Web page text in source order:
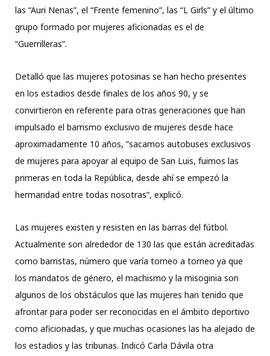
las “Auri Nenas”, el “Frente femenino”, las “L Girls” y el último
grupo formado por mujeres aficionadas es el de
“Guerrilleras”.
Detalló que las mujeres potosinas se han hecho presentes
en los estadios desde finales de los años 90, y se
convirtieron en referente para otras generaciones que han
impulsado el barrismo exclusivo de mujeres desde hace
aproximadamente 10 años, ”sacamos autobuses exclusivos
de mujeres para apoyar al equipo de San Luis, fuimos las
primeras en toda la República, desde ahí se empezó la
hermandad entre todas nosotras”, explicó.
Las mujeres existen y resisten en las barras del fútbol.
Actualmente son alrededor de 130 las que están acreditadas
como barristas, número que varía torneo a torneo ya que
los mandatos de género, el machismo y la misoginia son
algunos de los obstáculos que las mujeres han tenido que
afrontar para poder ser reconocidas en el ámbito deportivo
como aficionadas, y que muchas ocasiones las ha alejado de
los estadios y las tribunas. Indicó Carla Dávila otra